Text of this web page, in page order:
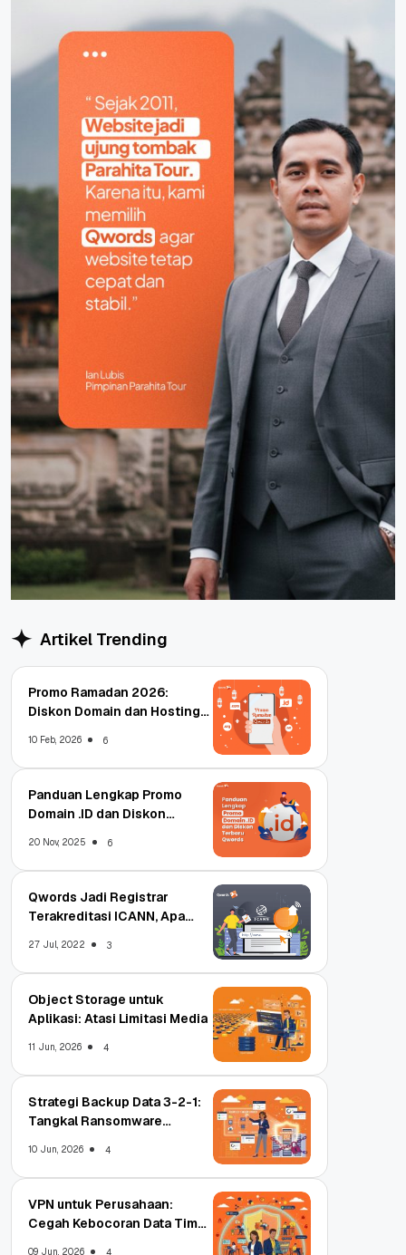
Artikel Trending
Promo Ramadan 2026:
Diskon Domain dan Hosting
10 Feb, 2026 6
Panduan Lengkap Promo
Domain .ID dan Diskon
20 Nov, 2025 6
Qwords Jadi Registrar
Terakreditasi ICANN, Apa
27 Jul, 2022 3
Object Storage untuk
Aplikasi: Atasi Limitasi Media
11 Jun, 2026 4
Strategi Backup Data 3-2-1:
Tangkal Ransomware
10 Jun, 2026 4
VPN untuk Perusahaan:
Cegah Kebocoran Data Tim
09 Jun, 2026